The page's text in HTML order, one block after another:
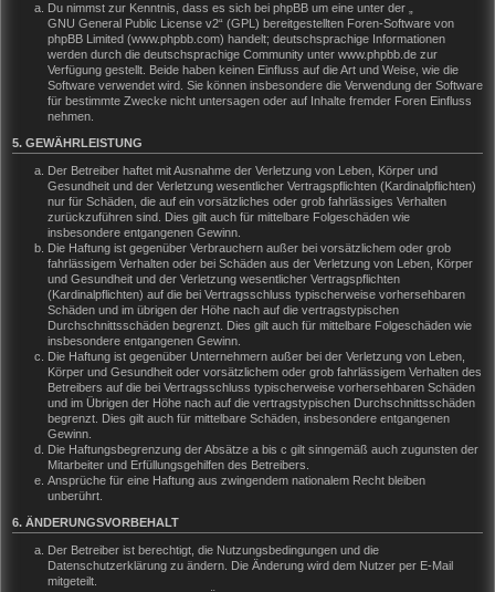
Du nimmst zur Kenntnis, dass es sich bei phpBB um eine unter der „
GNU General Public License v2“ (GPL) bereitgestellten Foren-Software von
phpBB Limited (www.phpbb.com) handelt; deutschsprachige Informationen
werden durch die deutschsprachige Community unter www.phpbb.de zur
Verfügung gestellt. Beide haben keinen Einfluss auf die Art und Weise, wie die
Software verwendet wird. Sie können insbesondere die Verwendung der Software
für bestimmte Zwecke nicht untersagen oder auf Inhalte fremder Foren Einfluss
nehmen.
5. GEWÄHRLEISTUNG
Der Betreiber haftet mit Ausnahme der Verletzung von Leben, Körper und
Gesundheit und der Verletzung wesentlicher Vertragspflichten (Kardinalpflichten)
nur für Schäden, die auf ein vorsätzliches oder grob fahrlässiges Verhalten
zurückzuführen sind. Dies gilt auch für mittelbare Folgeschäden wie
insbesondere entgangenen Gewinn.
Die Haftung ist gegenüber Verbrauchern außer bei vorsätzlichem oder grob
fahrlässigem Verhalten oder bei Schäden aus der Verletzung von Leben, Körper
und Gesundheit und der Verletzung wesentlicher Vertragspflichten
(Kardinalpflichten) auf die bei Vertragsschluss typischerweise vorhersehbaren
Schäden und im übrigen der Höhe nach auf die vertragstypischen
Durchschnittsschäden begrenzt. Dies gilt auch für mittelbare Folgeschäden wie
insbesondere entgangenen Gewinn.
Die Haftung ist gegenüber Unternehmern außer bei der Verletzung von Leben,
Körper und Gesundheit oder vorsätzlichem oder grob fahrlässigem Verhalten des
Betreibers auf die bei Vertragsschluss typischerweise vorhersehbaren Schäden
und im Übrigen der Höhe nach auf die vertragstypischen Durchschnittsschäden
begrenzt. Dies gilt auch für mittelbare Schäden, insbesondere entgangenen
Gewinn.
Die Haftungsbegrenzung der Absätze a bis c gilt sinngemäß auch zugunsten der
Mitarbeiter und Erfüllungsgehilfen des Betreibers.
Ansprüche für eine Haftung aus zwingendem nationalem Recht bleiben
unberührt.
6. ÄNDERUNGSVORBEHALT
Der Betreiber ist berechtigt, die Nutzungsbedingungen und die
Datenschutzerklärung zu ändern. Die Änderung wird dem Nutzer per E-Mail
mitgeteilt.